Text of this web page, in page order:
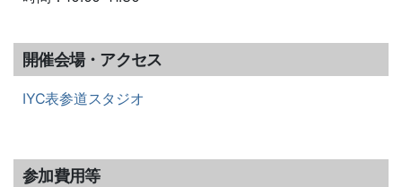
開催会場・アクセス
IYC表参道スタジオ
参加費用等